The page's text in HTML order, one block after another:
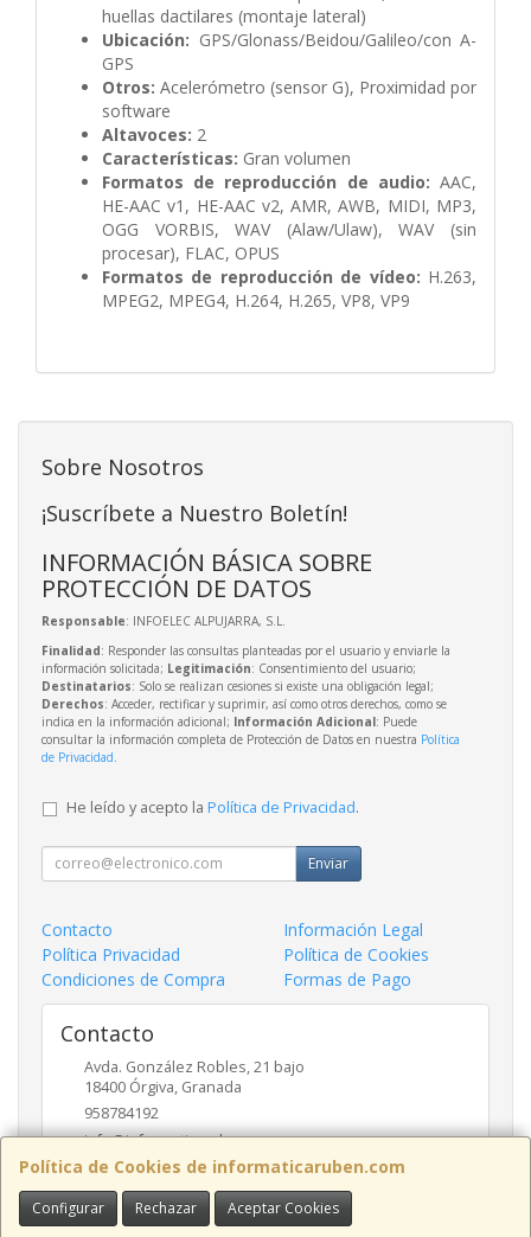
huellas dactilares (montaje lateral)
Ubicación: GPS/Glonass/Beidou/Galileo/con A-
GPS
Otros: Acelerómetro (sensor G), Proximidad por
software
Altavoces: 2
Características: Gran volumen
Formatos de reproducción de audio: AAC,
HE-AAC v1, HE-AAC v2, AMR, AWB, MIDI, MP3,
OGG VORBIS, WAV (Alaw/Ulaw), WAV (sin
procesar), FLAC, OPUS
Formatos de reproducción de vídeo: H.263,
MPEG2, MPEG4, H.264, H.265, VP8, VP9
Política de Cookies de informaticaruben.com
Configurar Rechazar Aceptar Cookies
Sobre Nosotros
¡Suscríbete a Nuestro Boletín!
INFORMACIÓN BÁSICA SOBRE
PROTECCIÓN DE DATOS
Responsable: INFOELEC ALPUJARRA, S.L.
Finalidad: Responder las consultas planteadas por el usuario y enviarle la
información solicitada; Legitimación: Consentimiento del usuario;
Destinatarios: Solo se realizan cesiones si existe una obligación legal;
Derechos: Acceder, rectificar y suprimir, así como otros derechos, como se
indica en la información adicional; Información Adicional: Puede
consultar la información completa de Protección de Datos en nuestra Política
de Privacidad
He leído y acepto la Política de Privacidad.
Enviar
Contacto
Información Legal
Política Privacidad
Política de Cookies
Condiciones de Compra
Formas de Pago
Contacto
Avda. González Robles, 21 bajo
18400 Órgiva, Granada
958784192
info@informaticaruben.com
Horario